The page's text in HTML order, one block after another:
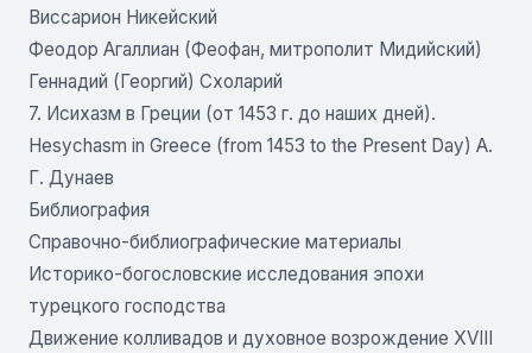
Виссарион Никейский
Феодор Агаллиан (Феофан, митрополит Мидийский)
Геннадий (Георгий) Схоларий
7. Исихазм в Греции (от 1453 г. до наших дней).
Hesychasm in Greece (from 1453 to the Present Day) А.
Г. Дунаев
Библиография
Справочно-библиографические материалы
Историко-богословские исследования эпохи
турецкого господства
Движение колливадов и духовное возрождение XVIII